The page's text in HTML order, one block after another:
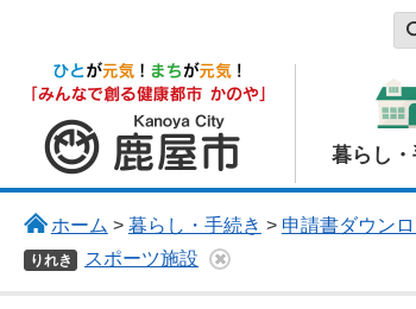
鹿屋市
暮らし・
ホーム > 暮らし・手続き > 申請書ダウン
りれき スポーツ施設